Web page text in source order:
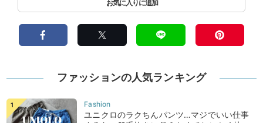
ファッションの人気ランキング
ユニクロのラクちんパンツ…マジでいい仕事